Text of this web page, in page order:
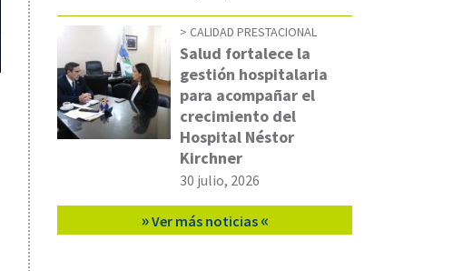
CALIDAD PRESTACIONAL
Salud fortalece la
gestión hospitalaria
para acompañar el
crecimiento del
Hospital Néstor
Kirchner
30 julio, 2026
»Ver más noticias «